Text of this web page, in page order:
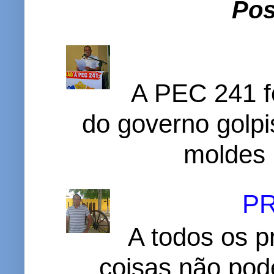
A PEC 241
do governo
A todos os
coisas não